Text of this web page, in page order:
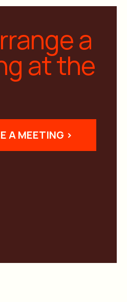
a
at the
A MEETING >